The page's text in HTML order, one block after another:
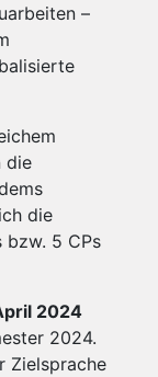
–
die
die
bzw. 5 CPs
2024
2024.
Zielsprache